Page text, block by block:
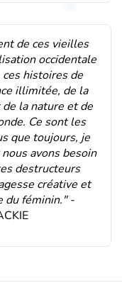
de ces vieilles
occidentale
histoires de
illimitée, de la
la nature et de
Ce sont les
que toujours, je
avons besoin
destructeurs
créative et
du féminin." -